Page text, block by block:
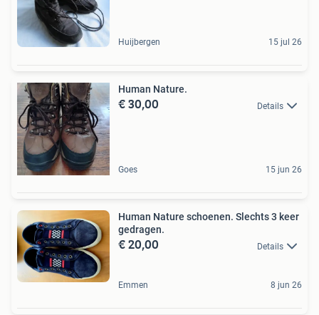
Huijbergen 15 jul 26
Human Nature.
€ 30,00 Details
Goes 15 jun 26
Human Nature schoenen. Slechts 3 keer
gedragen.
€ 20,00 Details
Emmen 8 jun 26